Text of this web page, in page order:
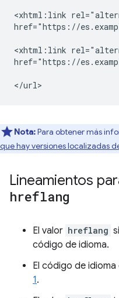
<xhtml:link
href="https://
<xhtml:link
href="https://
Nota:Para obtener más
que hay versiones localizadas
Lineamientos
hreflang
El valor hreflang
código de idioma.
El código de
1.